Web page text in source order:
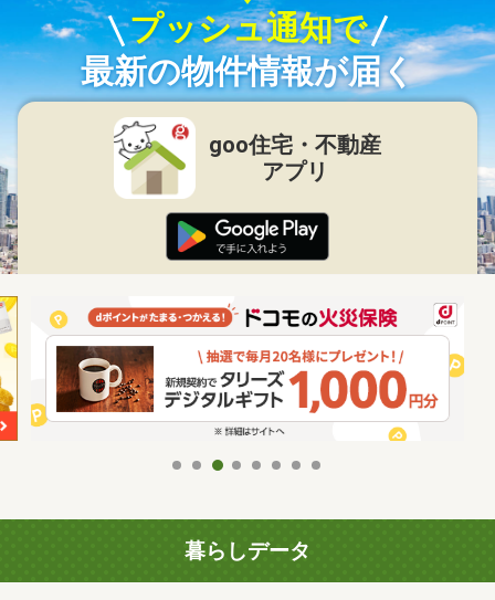
プッシュ通知で
最新の物件情報が届く
goo住宅・不動産
アプリ
暮らしデータ